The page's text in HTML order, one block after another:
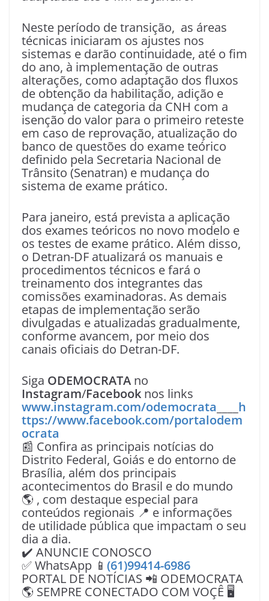
Neste período de transição, as áreas
técnicas iniciaram os ajustes nos
sistemas e darão continuidade, até o fim
do ano, à implementação de outras
alterações, como adaptação dos fluxos
de obtenção da habilitação, adição e
mudança de categoria da CNH com a
isenção do valor para o primeiro reteste
em caso de reprovação, atualização do
banco de questões do exame teórico
definido pela Secretaria Nacional de
Trânsito (Senatran) e mudança do
sistema de exame prático.
Para janeiro, está prevista a aplicação
dos exames teóricos no novo modelo e
os testes de exame prático. Além disso,
o Detran-DF atualizará os manuais e
procedimentos técnicos e fará o
treinamento dos integrantes das
comissões examinadoras. As demais
etapas de implementação serão
divulgadas e atualizadas gradualmente,
conforme avancem, por meio dos
canais oficiais do Detran-DF.
Siga ODEMOCRATA no
Instagram/Facebook nos links
www.instagram.com/odemocrata
h
ttps://www.facebook.com/portalodem
ocrata
📰 Confira as principais notícias do
Distrito Federal, Goiás e do entorno de
Brasília, além dos principais
acontecimentos do Brasil e do mundo
🌎 , com destaque especial para
conteúdos regionais 📍 e informações
de utilidade pública que impactam o seu
dia a dia.
✔️ ANUNCIE CONOSCO
✅ WhatsApp 📱 (61)99414-6986
PORTAL DE NOTÍCIAS 📲 ODEMOCRATA
🌎 SEMPRE CONECTADO COM VOÇÊ 🖥️